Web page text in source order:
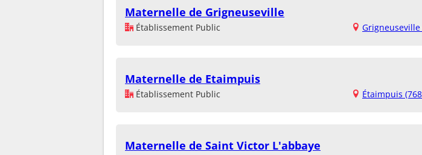
Maternelle de Grigneuseville
Établissement Public Grigneuseville
Maternelle de Etaimpuis
Établissement Public Étaimpuis
Maternelle de Saint Victor L'abbaye